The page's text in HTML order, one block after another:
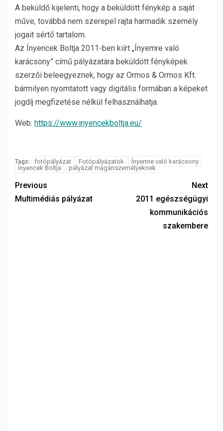
A beküldő kijelenti, hogy a beküldött fénykép a saját
műve, továbbá nem szerepel rajta harmadik személy
jogait sértő tartalom.
Az Ínyencek Boltja 2011-ben kiírt „Ínyemre való
karácsony” című pályázatára beküldött fényképek
szerzői beleegyeznek, hogy az Ormos & Ormos Kft.
bármilyen nyomtatott vagy digitális formában a képeket
jogdíj megfizetése nélkül felhasználhatja.
Web: https://www.inyencekboltja.eu/
Tags: fotópályázat Fotópályázatok
Ínyemre való karácsony
Ínyencek Boltja
pályázat magánszemélyeknek
Previous
Multimédiás pályázat
Next
2011 egészségügyi
kommunikációs
szakembere